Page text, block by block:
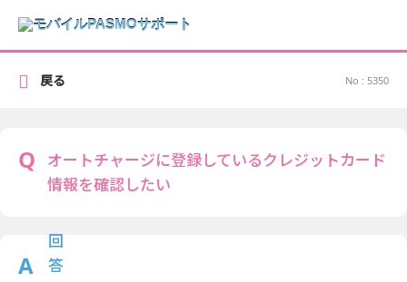
No : 5350
オートチャージに登録しているクレジットカード
情報を確認したい
戻る